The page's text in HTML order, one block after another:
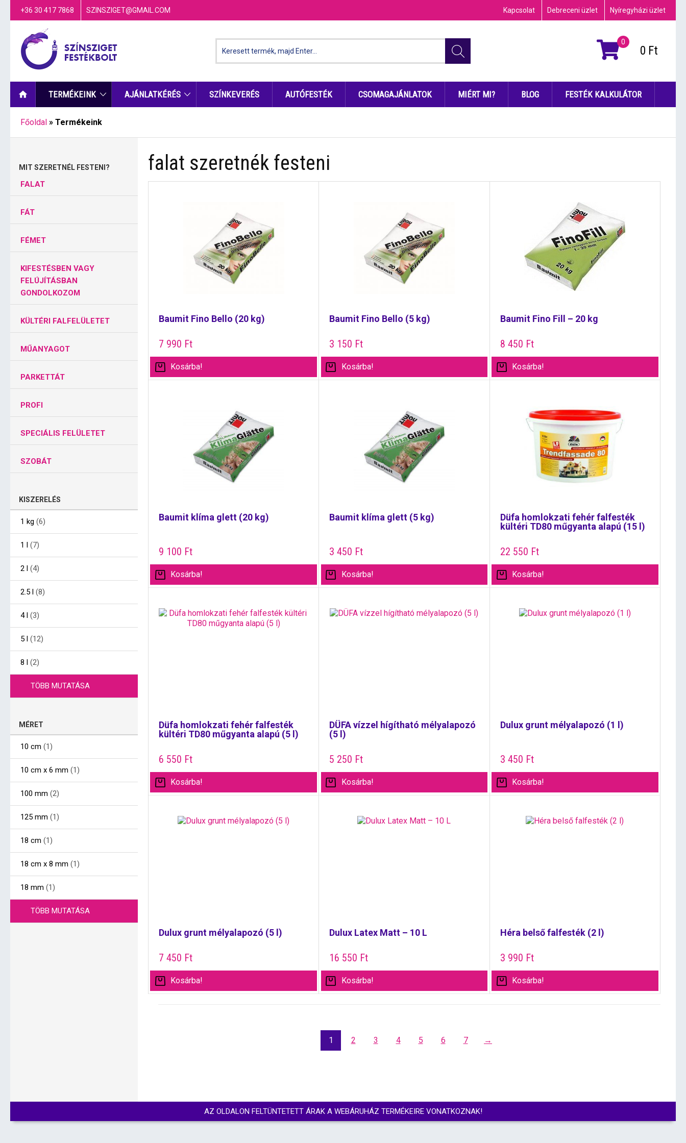
+36 30 417 7868 SZINSZIGET@GMAIL.COM Kapcsolat Debreceni üzlet Nyíregyházi üzlet
0
0 Ft
TERMÉKEINK AJÁNLATKÉRÉS SZÍNKEVERÉS AUTÓFESTÉK CSOMAGAJÁNLATOK MIÉRT MI? BLOG FESTÉK KALKULÁTOR
Főoldal » Termékeink
MIT SZERETNÉL FESTENI?
FALAT
FÁT
FÉMET
KIFESTÉSBEN VAGY
FELÚJÍTÁSBAN
GONDOLKOZOM
KÜLTÉRI FALFELÜLETET
MŰANYAGOT
PARKETTÁT
PROFI
SPECIÁLIS FELÜLETET
SZOBÁT
KISZERELÉS
1 kg (6)
1 l (7)
2 l (4)
2.5 l (8)
4 l (3)
5 l (12)
8 l (2)
TÖBB MUTATÁSA
MÉRET
10 cm (1)
10 cm x 6 mm (1)
100 mm (2)
125 mm (1)
18 cm (1)
18 cm x 8 mm (1)
18 mm (1)
TÖBB MUTATÁSA
falat szeretnék festeni
Baumit Fino Bello (20 kg)
7 990 Ft
Kosárba!
Baumit Fino Bello (5 kg)
3 150 Ft
Kosárba!
Baumit Fino Fill – 20 kg
8 450 Ft
Kosárba!
Baumit klíma glett (20 kg)
9 100 Ft
Kosárba!
Baumit klíma glett (5 kg)
3 450 Ft
Kosárba!
Düfa homlokzati fehér falfesték
kültéri TD80 műgyanta alapú (15 l)
22 550 Ft
Kosárba!
Düfa homlokzati fehér falfesték
kültéri TD80 műgyanta alapú (5 l)
6 550 Ft
Kosárba!
DÜFA vízzel hígítható mélyalapozó
(5 l)
5 250 Ft
Kosárba!
Dulux grunt mélyalapozó (1 l)
3 450 Ft
Kosárba!
Dulux grunt mélyalapozó (5 l)
7 450 Ft
Kosárba!
Dulux Latex Matt – 10 L
16 550 Ft
Kosárba!
Héra belső falfesték (2 l)
3 990 Ft
Kosárba!
1 2 3 4 5 6 7 →
AZ OLDALON FELTÜNTETETT ÁRAK A WEBÁRUHÁZ TERMÉKEIRE VONATKOZNAK!